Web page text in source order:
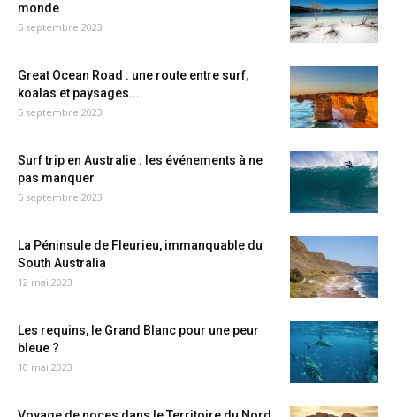
monde
5 septembre 2023
Great Ocean Road : une route entre surf,
koalas et paysages...
5 septembre 2023
Surf trip en Australie : les événements à ne
pas manquer
5 septembre 2023
La Péninsule de Fleurieu, immanquable du
South Australia
12 mai 2023
Les requins, le Grand Blanc pour une peur
bleue ?
10 mai 2023